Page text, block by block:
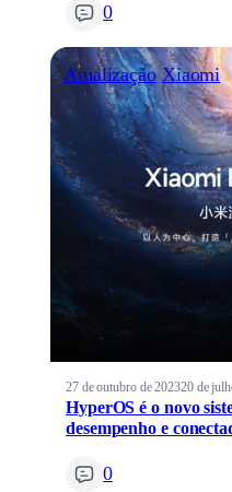
0
Atualização Xiaomi
27 de outubro de 202320 de
HyperOS é o novo
desempenho e
0